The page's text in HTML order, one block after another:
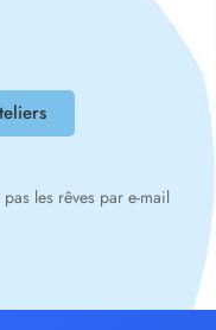
les rêves par e-mail